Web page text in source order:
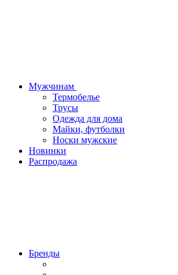
Мужчинам
Термобелье
Трусы
Одежда для дома
Майки, футболки
Носки мужские
Новинки
Распродажа
Бренды